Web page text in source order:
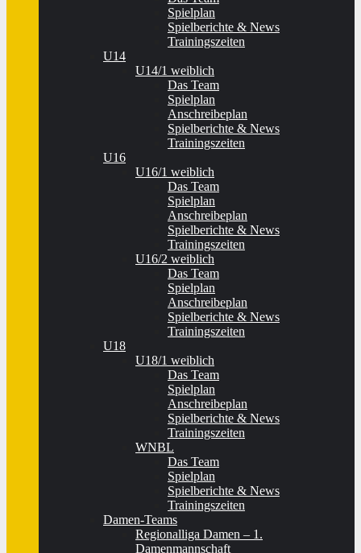
Spielplan
Spielberichte & News
Trainingszeiten
U14
U14/1 weiblich
Das Team
Spielplan
Anschreibeplan
Spielberichte & News
Trainingszeiten
U16
U16/1 weiblich
Das Team
Spielplan
Anschreibeplan
Spielberichte & News
Trainingszeiten
U16/2 weiblich
Das Team
Spielplan
Anschreibeplan
Spielberichte & News
Trainingszeiten
U18
U18/1 weiblich
Das Team
Spielplan
Anschreibeplan
Spielberichte & News
Trainingszeiten
WNBL
Das Team
Spielplan
Spielberichte & News
Trainingszeiten
Damen-Teams
Regionalliga Damen – 1.
Damenmannschaft